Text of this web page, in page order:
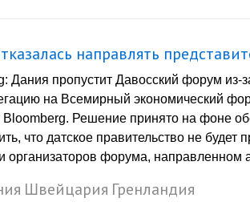
направлять
Дания пропустит Давосский форум из-
на Всемирный экономический
Bloomberg. Решение принято на фоне
что датское правительство не
организаторов форума, направленном
Швейцария Гренландия